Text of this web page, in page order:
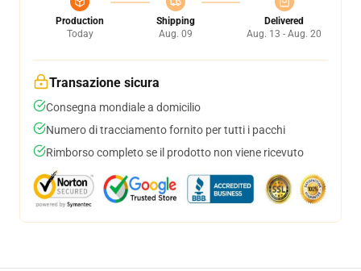
Production
Today
Shipping
Aug. 09
Delivered
Aug. 13 - Aug. 20
Transazione sicura
Consegna mondiale a domicilio
Numero di tracciamento fornito per tutti i pacchi
Rimborso completo se il prodotto non viene ricevuto